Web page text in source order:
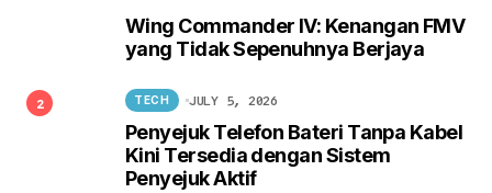
Wing Commander IV: Kenangan FMV
yang Tidak Sepenuhnya Berjaya
Penyejuk Telefon Bateri Tanpa Kabel
Kini Tersedia dengan Sistem
Penyejuk Aktif
TECH JULY 5, 2026